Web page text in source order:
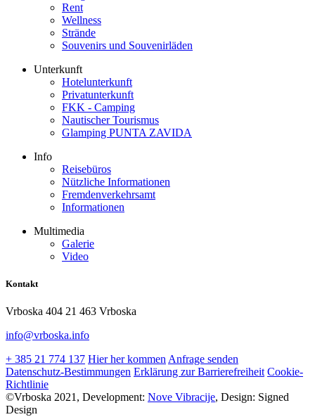
Rent
Wellness
Strände
Souvenirs und Souvenirläden
Unterkunft
Hotelunterkunft
Privatunterkunft
FKK - Camping
Nautischer Tourismus
Glamping PUNTA ZAVIDA
Info
Reisebüros
Nützliche Informationen
Fremdenverkehrsamt
Informationen
Multimedia
Galerie
Video
Kontakt
Vrboska 404 21 463 Vrboska
info@vrboska.info
+ 385 21 774 137 Hier her kommen Anfrage senden
Datenschutz-Bestimmungen Erklärung zur Barrierefreiheit Cookie-
Richtlinie
©Vrboska 2021, Development: Nove Vibracije, Design: Signed
Design